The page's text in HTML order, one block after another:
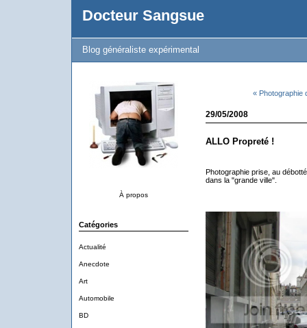
Docteur Sangsue
Blog généraliste expérimental
À propos
Catégories
Actualité
Anecdote
Art
Automobile
BD
« Photographie
29/05/2008
ALLO Propreté !
Photographie prise, au
dans la "grande ville".